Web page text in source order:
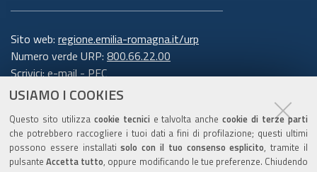
USIAMO I COOKIES
Questo sito utilizza cookie tecnici e talvolta anchecookie di terze parti
che potrebbero raccogliere i tuoi dati a fini di profilazione; questi ultimi
possono essere installatisolo con il tuo consenso esplicito, tramite il
pulsanteAccetta tutto, oppure modificando le tue preferenze. Chiudendo
Sito web: regione.emilia-romagna.it/urp
Numero verde URP: 800.66.22.00
Scrivici:e-mail-PEC
Trasparenza
Amministrazione trasparente